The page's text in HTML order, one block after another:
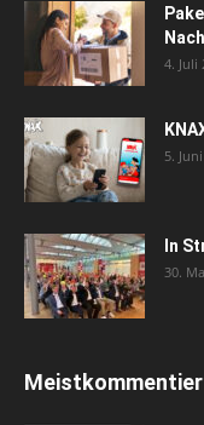
4. Juli
5.
In
30.